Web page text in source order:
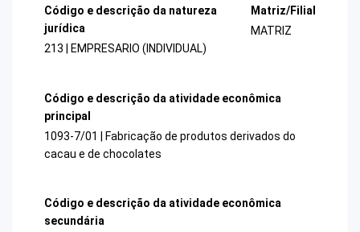
Código e descrição da natureza
jurídica
213 | EMPRESARIO (INDIVIDUAL)
Matriz/Filial
MATRIZ
Código e descrição da atividade econômica
principal
1093-7/01 | Fabricação de produtos derivados do
cacau e de chocolates
Código e descrição da atividade econômica
secundária